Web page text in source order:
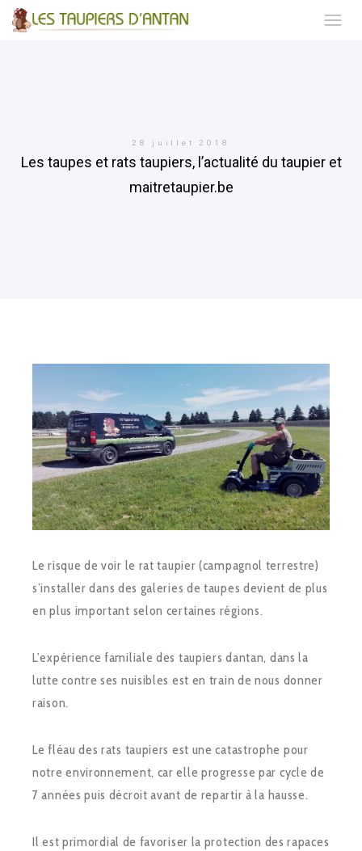
28 juillet 2018
Les taupes et rats taupiers, l’actualité du taupier et
maitretaupier.be
Le risque de voir le rat taupier (campagnol terrestre)
s’installer dans des galeries de taupes devient de plus
en plus important selon certaines régions.
L’expérience familiale des taupiers dantan, dans la
lutte contre ses nuisibles est en train de nous donner
raison.
Le fléau des rats taupiers est une catastrophe pour
notre environnement, car elle progresse par cycle de
7 années puis décroit avant de repartir à la hausse.
Il est primordial de favoriser la protection des rapaces